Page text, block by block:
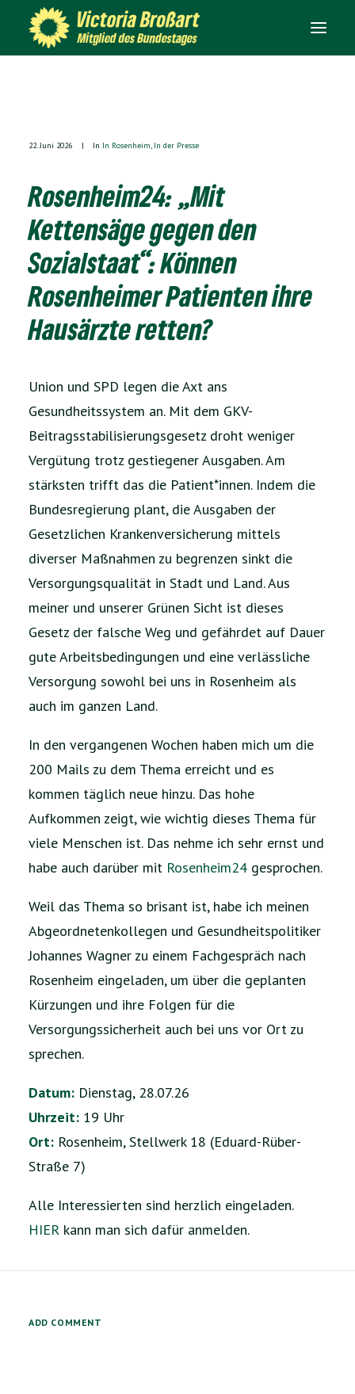
IN DER PRESSE
KONTAKT
SEARCH
22. Juni 2026 | In In Rosenheim, In der Presse
Rosenheim24: „Mit
Kettensäge gegen den
Sozialstaat“: Können
Rosenheimer Patienten ihre
Hausärzte retten?
Union und SPD legen die Axt ans
Gesundheitssystem an. Mit dem GKV-
Beitragsstabilisierungsgesetz droht weniger
Vergütung trotz gestiegener Ausgaben. Am
stärksten trifft das die Patient*innen. Indem die
Bundesregierung plant, die Ausgaben der
Gesetzlichen Krankenversicherung mittels
diverser Maßnahmen zu begrenzen sinkt die
Versorgungsqualität in Stadt und Land. Aus
meiner und unserer Grünen Sicht ist dieses
Gesetz der falsche Weg und gefährdet auf Dauer
gute Arbeitsbedingungen und eine verlässliche
Versorgung sowohl bei uns in Rosenheim als
auch im ganzen Land.
In den vergangenen Wochen haben mich um die
200 Mails zu dem Thema erreicht und es
kommen täglich neue hinzu. Das hohe
Aufkommen zeigt, wie wichtig dieses Thema für
viele Menschen ist. Das nehme ich sehr ernst und
habe auch darüber mit Rosenheim24 gesprochen.
Weil das Thema so brisant ist, habe ich meinen
Abgeordnetenkollegen und Gesundheitspolitiker
Johannes Wagner zu einem Fachgespräch nach
Rosenheim eingeladen, um über die geplanten
Kürzungen und ihre Folgen für die
Versorgungssicherheit auch bei uns vor Ort zu
sprechen.
Datum: Dienstag, 28.07.26
Uhrzeit: 19 Uhr
Ort: Rosenheim, Stellwerk 18 (Eduard-Rüber-
Straße 7)
Alle Interessierten sind herzlich eingeladen.
HIER kann man sich dafür anmelden.
ADD COMMENT